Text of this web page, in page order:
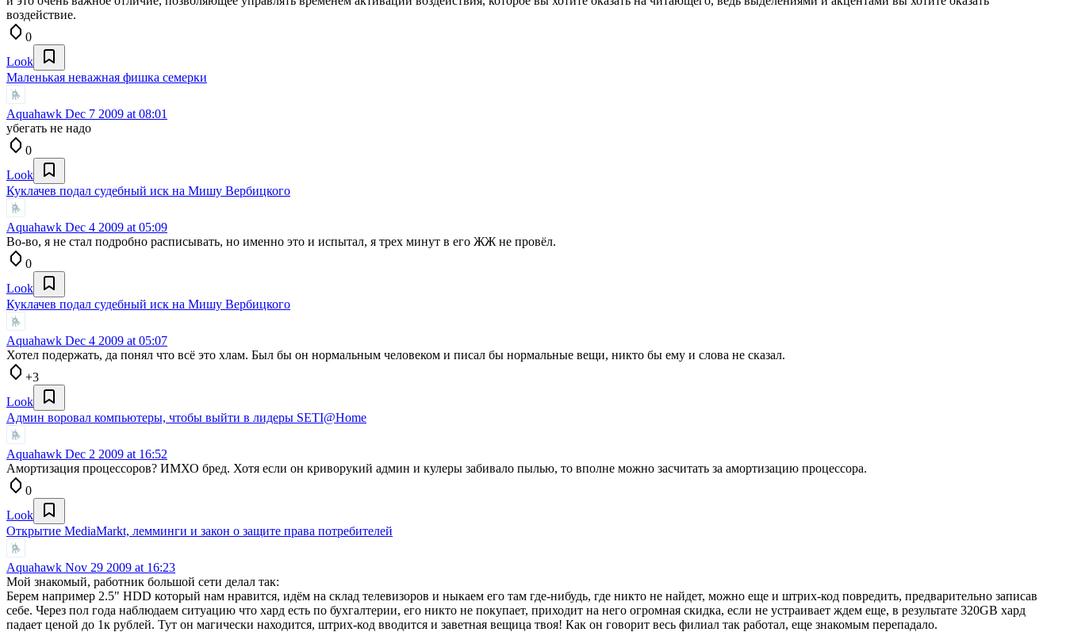
воздействие.
0
Look
Маленькая неважная фишка семерки
Aquahawk Dec 7 2009 at 08:01
убегать не надо
0
Look
Куклачев подал судебный иск на Мишу Вербицкого
Aquahawk Dec 4 2009 at 05:09
Во-во, я не стал подробно расписывать, но именно это и испытал, я трех минут в его ЖЖ не провёл.
0
Look
Куклачев подал судебный иск на Мишу Вербицкого
Aquahawk Dec 4 2009 at 05:07
Хотел подержать, да понял что всё это хлам. Был бы он нормальным человеком и писал бы нормальные вещи, никто бы ему и слова не сказал.
+3
Look
Админ воровал компьютеры, чтобы выйти в лидеры SETI@Home
Aquahawk Dec 2 2009 at 16:52
Амортизация процессоров? ИМХО бред. Хотя если он криворукий админ и кулеры забивало пылью, то вполне можно засчитать за амортизацию процессора.
0
Look
Открытие MediaMarkt, лемминги и закон о защите права потребителей
Aquahawk Nov 29 2009 at 16:23
Мой знакомый, работник большой сети делал так:
Берем например 2.5" HDD который нам нравится, идём на склад телевизоров и ныкаем его там где-нибудь, где никто не найдет, можно еще и штрих-код повредить, предварительно записав
себе. Через пол года наблюдаем ситуацию что хард есть по бухгалтерии, его никто не покупает, приходит на него огромная скидка, если не устраивает ждем еще, в результате 320GB хард
падает ценой до 1к рублей. Тут он магически находится, штрих-код вводится и заветная вещица твоя! Как он говорит весь филиал так работал, еще знакомым перепадало.